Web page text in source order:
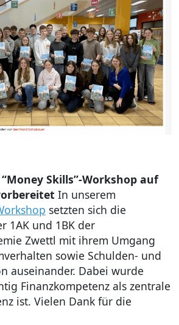
Skills”-Workshop auf
In unserem
setzten sich die
1AK und 1BK der
Zwettl mit ihrem Umgang
sowie Schulden- und
auseinander. Dabei wurde
Finanzkompetenz als zentrale
ist. Vielen Dank für die